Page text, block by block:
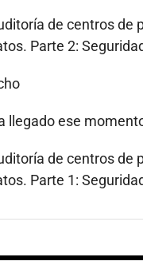
de centros de
Parte 2:
llegado ese
de centros de
Parte 1: